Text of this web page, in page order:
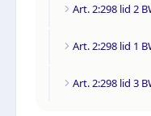
Art. 2:298 lid 2
Art. 2:298 lid 1
Art. 2:298 lid 3